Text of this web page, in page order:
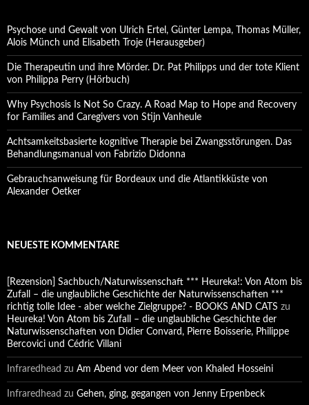
Psychose und Gewalt von Ulrich Ertel, Günter Lempa, Thomas Müller,
Alois Münch und Elisabeth Troje (Herausgeber)
Die Therapeutin und ihre Mörder. Dr. Pat Philipps und der tote Klient
von Philippa Perry (Hörbuch)
Why Psychosis Is Not So Crazy. A Road Map to Hope and Recovery
for Families and Caregivers von Stijn Vanheule
Achtsamkeitsbasierte kognitive Therapie bei Zwangsstörungen. Das
Behandlungsmanual von Fabrizio Didonna
Gebrauchsanweisung für Bordeaux und die Atlantikküste von
Alexander Oetker
NEUESTE KOMMENTARE
[Rezension] Sachbuch/Naturwissenschaft *** Heureka!: Von Atom bis
Zufall – die unglaubliche Geschichte der Naturwissenschaften ***
richtig tolle Idee - aber welche Zielgruppe? - BOOKS AND CATS zu
Heureka! Von Atom bis Zufall – die unglaubliche Geschichte der
Naturwissenschaften von Didier Convard, Pierre Boisserie, Philippe
Bercovici und Cédric Villani
Infraredhead zu Am Abend vor dem Meer von Khaled Hosseini
Infraredhead zu Gehen, ging, gegangen von Jenny Erpenbeck